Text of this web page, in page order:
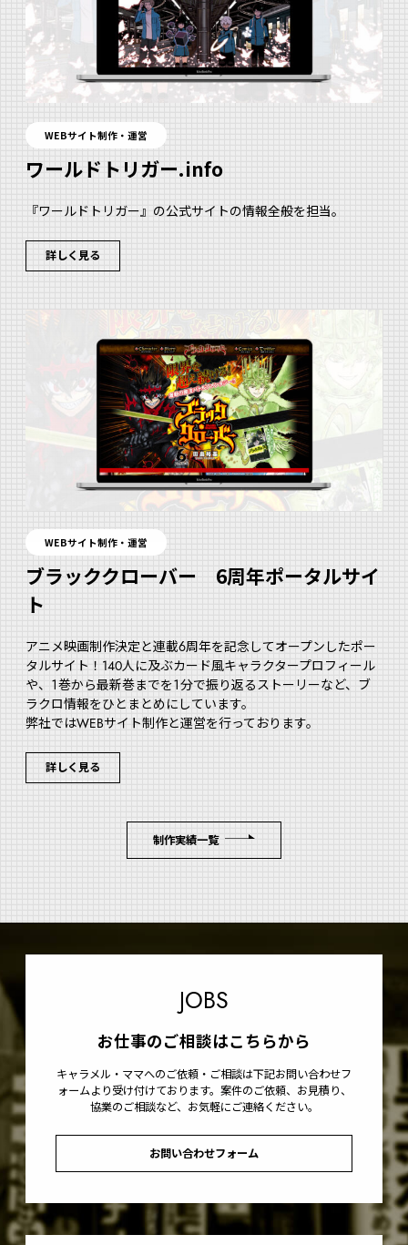
WEBサイト制作・運営
ワールドトリガー.info
『ワールドトリガー』の公式サイトの情報全般を担当。
詳しく見る
WEBサイト制作・運営
ブラッククローバー 6周年ポータルサイ
ト
アニメ映画制作決定と連載６周年を記念してオープンしたポー
タルサイト！140人に及ぶカード風キャラクタープロフィール
や、１巻から最新巻までを１分で振り返るストーリーなど、ブ
ラクロ情報をひとまとめにしています。
弊社ではWEBサイト制作と運営を行っております。
詳しく見る
制作実績一覧
JOBS
お仕事のご相談はこちらから
キャラメル・ママへのご依頼・ご相談は下記お問い合わせフ
ォームより受け付けております。案件のご依頼、お見積り、
協業のご相談など、お気軽にご連絡ください。
お問い合わせフォーム